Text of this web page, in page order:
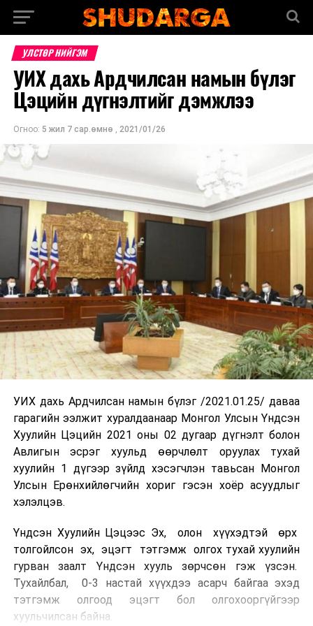
УЛСТӨР НИЙГЭМ
УИХ дахь Ардчилсан намын бүлэг
Цэцийн дүгнэлтийг дэмжлээ
Огноо: 5 жил 7 сар.өмнө , 2021/01/26
УИХ дахь Ардчилсан намын бүлэг /2021.01.25/ даваа
гарагийн ээлжит хуралдаанаар Монгол Улсын Үндсэн
Хуулийн Цэцийн 2021 оны 02 дугаар дүгнэлт болон
Авлигын эсрэг хуульд өөрчлөлт оруулах тухай
хуулийн 1 дүгээр зүйлд хэсэгчлэн тавьсан Монгол
Улсын Ерөнхийлөгчийн хориг гэсэн хоёр асуудлыг
хэлэлцэв.
Үндсэн Хуулийн Цэцээс Эх, олон хүүхэдтэй өрх
толгойлсон эх, эцэгт тэтгэмж олгох тухай хуулийн
гурван заалт Үндсэн хууль зөрчсөн гэж үзсэн.
Тухайлбал, 0-3 настай хүүхдээ асарч байгаа эхэд
тэтгэмж олгоод эцэгт бол олгохооргүйгээр
хуульчилсан байна.